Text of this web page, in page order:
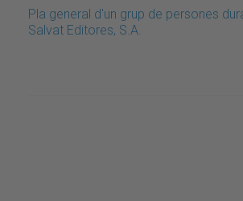
Pla general d'un grup de persones
Salvat Editores, S.A.